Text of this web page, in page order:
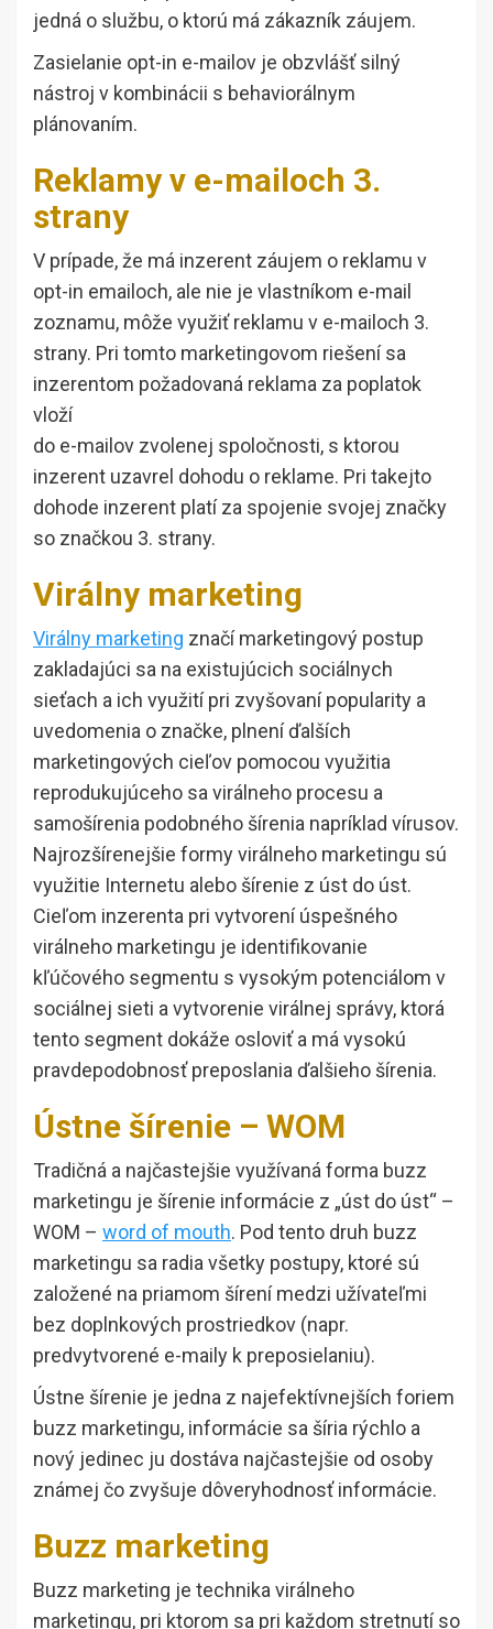
jedná o službu, o ktorú má zákazník záujem.
Zasielanie opt-in e-mailov je obzvlášť silný
nástroj v kombinácii s behaviorálnym
plánovaním.
Reklamy v e-mailoch 3.
strany
V prípade, že má inzerent záujem o reklamu v
opt-in emailoch, ale nie je vlastníkom e-mail
zoznamu, môže využiť reklamu v e-mailoch 3.
strany. Pri tomto marketingovom riešení sa
inzerentom požadovaná reklama za poplatok
vloží
do e-mailov zvolenej spoločnosti, s ktorou
inzerent uzavrel dohodu o reklame. Pri takejto
dohode inzerent platí za spojenie svojej značky
so značkou 3. strany.
Virálny marketing
Virálny marketing značí marketingový postup
zakladajúci sa na existujúcich sociálnych
sieťach a ich využití pri zvyšovaní popularity a
uvedomenia o značke, plnení ďalších
marketingových cieľov pomocou využitia
reprodukujúceho sa virálneho procesu a
samošírenia podobného šírenia napríklad vírusov.
Najrozšírenejšie formy virálneho marketingu sú
využitie Internetu alebo šírenie z úst do úst.
Cieľom inzerenta pri vytvorení úspešného
virálneho marketingu je identifikovanie
kľúčového segmentu s vysokým potenciálom v
sociálnej sieti a vytvorenie virálnej správy, ktorá
tento segment dokáže osloviť a má vysokú
pravdepodobnosť preposlania ďalšieho šírenia.
Ústne šírenie – WOM
Tradičná a najčastejšie využívaná forma buzz
marketingu je šírenie informácie z „úst do úst“ –
WOM – word of mouth. Pod tento druh buzz
marketingu sa radia všetky postupy, ktoré sú
založené na priamom šírení medzi užívateľmi
bez doplnkových prostriedkov (napr.
predvytvorené e-maily k preposielaniu).
Ústne šírenie je jedna z najefektívnejších foriem
buzz marketingu, informácie sa šíria rýchlo a
nový jedinec ju dostáva najčastejšie od osoby
známej čo zvyšuje dôveryhodnosť informácie.
Buzz marketing
Buzz marketing je technika virálneho
marketingu, pri ktorom sa pri každom stretnutí so